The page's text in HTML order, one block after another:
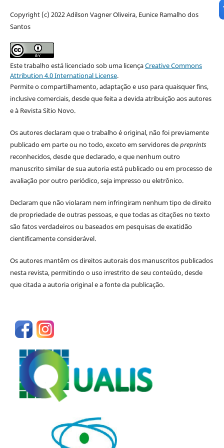
Copyright (c) 2022 Adilson Vagner Oliveira, Eunice Ramalho dos
Santos
Este trabalho está licenciado sob uma licençaCreative Commons
Attribution 4.0 International License.
Permite o compartilhamento, adaptação e uso para quaisquer fins,
inclusive comerciais, desde que feita a devida atribuição aos autores
e à Revista Sítio Novo.
Os autores declaram que o trabalho é original, não foi previamente
publicado em parte ou no todo, exceto em servidores depreprints
reconhecidos, desde que declarado, e que nenhum outro
manuscrito similar de sua autoria está publicado ou em processo de
avaliação por outro periódico, seja impresso ou eletrônico.
Declaram que não violaram nem infringiram nenhum tipo de direito
de propriedade de outras pessoas, e que todas as citações no texto
são fatos verdadeiros ou baseados em pesquisas de exatidão
cientificamente considerável.
Os autores mantêm os direitos autorais dos manuscritos publicados
nesta revista, permitindo o uso irrestrito de seu conteúdo, desde
que citada a autoria original e a fonte da publicação.